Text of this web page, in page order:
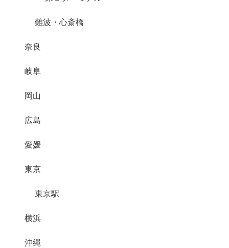
難波・心斎橋
奈良
岐阜
岡山
広島
愛媛
東京
東京駅
横浜
沖縄